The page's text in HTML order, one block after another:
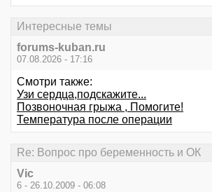
Интересные темы
forums-kuban.ru
07.08.2026 - 17:16
Смотри также:
Узи сердца,подскажите...
Позвоночная грыжа , Помогите!
Температура после операции
Re: Вопрос про беременность и ОК
Vic
6 - 26.10.2009 - 06:08